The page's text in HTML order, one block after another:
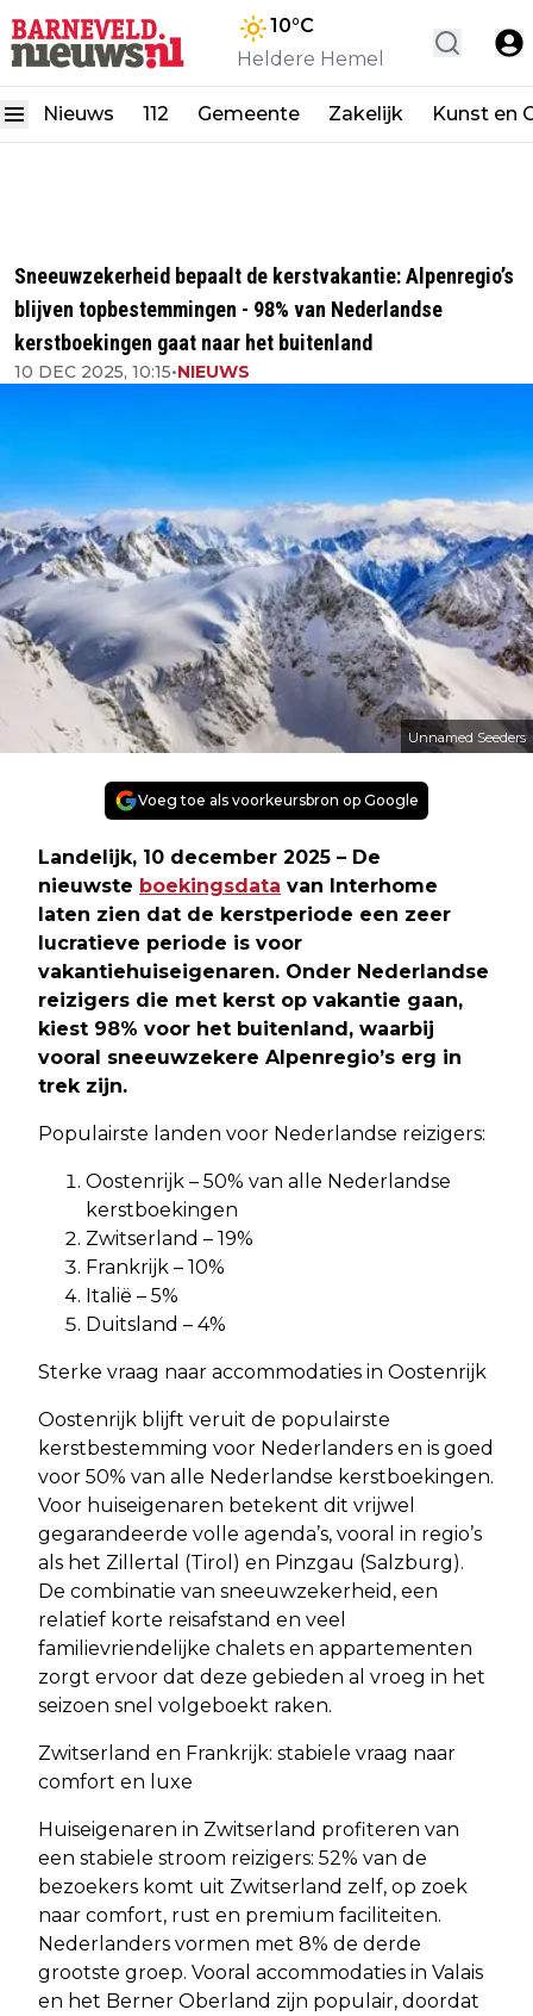
10°C
Heldere Hemel
Nieuws 112 Gemeente Zakelijk Kunst en
Sneeuwzekerheid bepaalt de kerstvakantie: Alpenregio’s
blijven topbestemmingen - 98% van Nederlandse
kerstboekingen gaat naar het buitenland
10 DEC 2025, 10:15•NIEUWS
Unnamed Seeders
Voeg toe als voorkeursbron op Google
Landelijk, 10 december 2025 – De
nieuwste boekingsdata van Interhome
laten zien dat de kerstperiode een zeer
lucratieve periode is voor
vakantiehuiseigenaren. Onder Nederlandse
reizigers die met kerst op vakantie gaan,
kiest 98% voor het buitenland, waarbij
vooral sneeuwzekere Alpenregio’s erg in
trek zijn.
Populairste landen voor Nederlandse reizigers:
Oostenrijk – 50% van alle Nederlandse
kerstboekingen
Zwitserland – 19%
Frankrijk – 10%
Italië – 5%
Duitsland – 4%
Sterke vraag naar accommodaties in Oostenrijk
Oostenrijk blijft veruit de populairste
kerstbestemming voor Nederlanders en is goed
voor 50% van alle Nederlandse kerstboekingen.
Voor huiseigenaren betekent dit vrijwel
gegarandeerde volle agenda’s, vooral in regio’s
als het Zillertal (Tirol) en Pinzgau (Salzburg).
De combinatie van sneeuwzekerheid, een
relatief korte reisafstand en veel
familievriendelijke chalets en appartementen
zorgt ervoor dat deze gebieden al vroeg in het
seizoen snel volgeboekt raken.
Zwitserland en Frankrijk: stabiele vraag naar
comfort en luxe
Huiseigenaren in Zwitserland profiteren van
een stabiele stroom reizigers: 52% van de
bezoekers komt uit Zwitserland zelf, op zoek
naar comfort, rust en premium faciliteiten.
Nederlanders vormen met 8% de derde
grootste groep. Vooral accommodaties in Valais
en het Berner Oberland zijn populair, doordat